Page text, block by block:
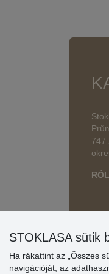
747
STOKLASA sütik
Ha rákattint az „Összes
navigációját, az